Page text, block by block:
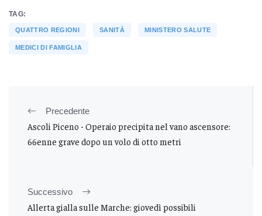
TAG:
QUATTRO REGIONI SANITÀ MINISTERO SALUTE
MEDICI DI FAMIGLIA
Precedente
Ascoli Piceno - Operaio precipita nel vano ascensore:
66enne grave dopo un volo di otto metri
Successivo
Allerta gialla sulle Marche: giovedì possibili